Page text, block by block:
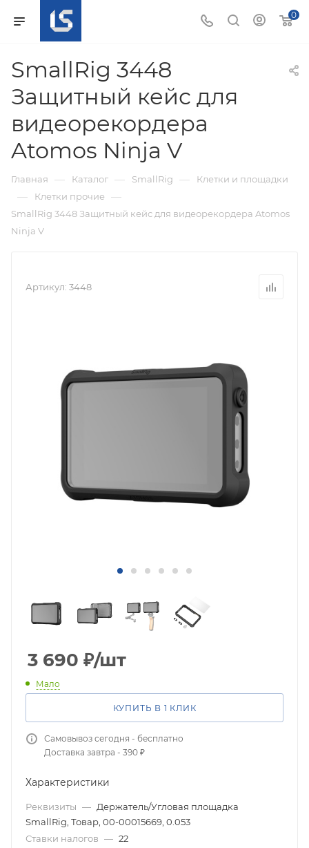
0
SmallRig 3448
Защитный кейс для
видеорекордера
Atomos Ninja V
Главная — Каталог — SmallRig — Клетки и площадки
— Клетки прочие —
SmallRig 3448 Защитный кейс для видеорекордера Atomos
Ninja V
Артикул: 3448
3 690 ₽/шт
Мало
КУПИТЬ В 1 КЛИК
Самовывоз сегодня - бесплатно
Доставка завтра - 390 ₽
Характеристики
Реквизиты — Держатель/Угловая площадка
SmallRig, Товар, 00-00015669, 0.053
Ставки налогов — 22